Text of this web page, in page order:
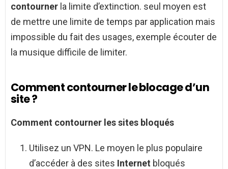
contourner la limite d’extinction. seul moyen est
de mettre une limite de temps par application mais
impossible du fait des usages, exemple écouter de
la musique difficile de limiter.
Comment contourner le blocage d’un
site ?
Comment contourner les sites bloqués
Utilisez un VPN. Le moyen le plus populaire
d’accéder à des sites Internet bloqués